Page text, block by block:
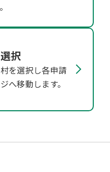
択
を選択し各申請
へ移動します。